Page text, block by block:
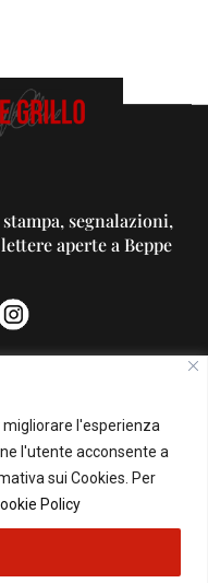
l'esperienza
l'utente acconsente a
sui Cookies. Per
Policy
segnalazioni,
aperte a Beppe
PUBBLICITA'
su questo Blog:
Reserved - Powered by